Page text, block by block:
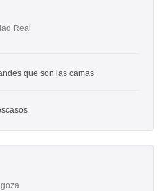
Real
que son las camas